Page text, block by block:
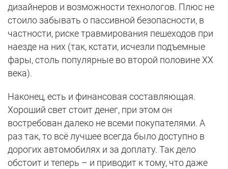
дизайнеров и возможности технологов. Плюс не
стоило забывать о пассивной безопасности, в
частности, риске травмирования пешеходов при
наезде на них (так, кстати, исчезли подъемные
фары, столь популярные во второй половине ХХ
века).
Наконец, есть и финансовая составляющая.
Хороший свет стоит денег, при этом он
востребован далеко не всеми покупателями. А
раз так, то всё лучшее всегда было доступно в
дорогих автомобилях и за доплату. Так дело
обстоит и теперь – и приводит к тому, что даже